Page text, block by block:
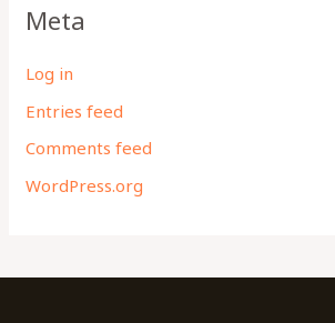
Meta
Log in
Entries feed
Comments feed
WordPress.org